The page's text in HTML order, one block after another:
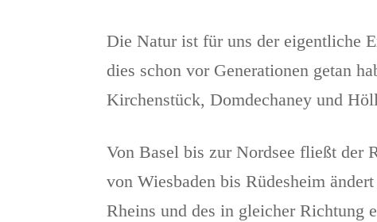
Die Natur ist für uns der eigentliche
dies schon vor Generationen getan
Kirchenstück, Domdechaney und
Von Basel bis zur Nordsee fließt der
von Wiesbaden bis Rüdesheim
Rheins und des in gleicher Richtung